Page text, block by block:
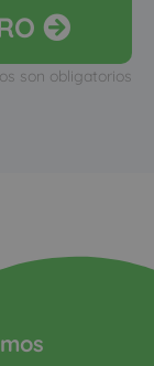
son obligatorios